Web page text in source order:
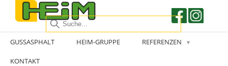
GUSSASPHALT HEIM-GRUPPE REFERENZEN ▼
KONTAKT